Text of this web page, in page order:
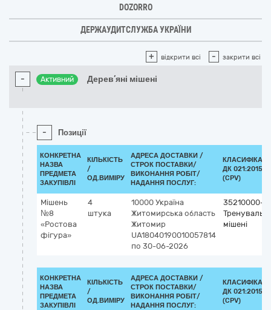
DOZORRO
ДЕРЖАУДИТСЛУЖБА УКРАЇНИ
+ відкрити всі - закрити всі
- Активний Дерев’яні мішені
- Позиції
КОНКРЕТНА
НАЗВА
ПРЕДМЕТА
ЗАКУПІВЛІ
КІЛЬКІСТЬ
/
ОД.ВИМІРУ
АДРЕСА ДОСТАВКИ /
СТРОК ПОСТАВКИ/
ВИКОНАННЯ РОБІТ/
НАДАННЯ ПОСЛУГ:
ДК 021:2015
(CPV)
Мішень
№8
«Ростова
фігура»
4
штука
10000 Україна
Житомирська область
Житомир
UA18040190010057814
по 30-06-2026
35210000-9
Тренувальні
мішені
КОНКРЕТНА
НАЗВА
ПРЕДМЕТА
ЗАКУПІВЛІ
КІЛЬКІСТЬ
/
ОД.ВИМІРУ
АДРЕСА ДОСТАВКИ /
СТРОК ПОСТАВКИ/
ВИКОНАННЯ РОБІТ/
НАДАННЯ ПОСЛУГ:
ДК 021:2015
(CPV)